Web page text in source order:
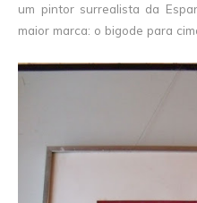
um pintor surrealista da
maior marca: o bigode para